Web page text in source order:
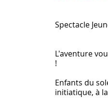
Spectacle
L'aventure
!
Enfants du
initiatique, à